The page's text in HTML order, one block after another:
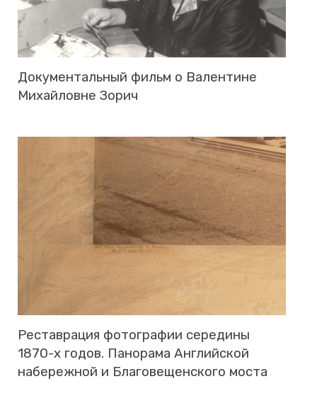
До­ку­мен­таль­ный фильм о Ва­лен­тине
Ми­хай­ловне Зорич
Ре­став­ра­ция фо­то­гра­фии се­ре­ди­ны
1870-х годов. Па­но­ра­ма Ан­глий­ской
на­бе­реж­ной и Бла­го­ве­щен­ско­го моста